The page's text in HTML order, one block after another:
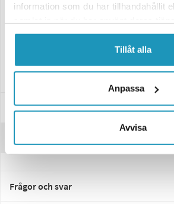
information som du har tillhandahållit
Tillåt alla
Anpassa
Avvisa
Högkvalitativt kompaktlager utformat för tuffa
livslängd.
Förmonterat och fettat för enkel installation
Robust konstruktion för ökad hållbarhet
Specifikationer
Frågor och svar